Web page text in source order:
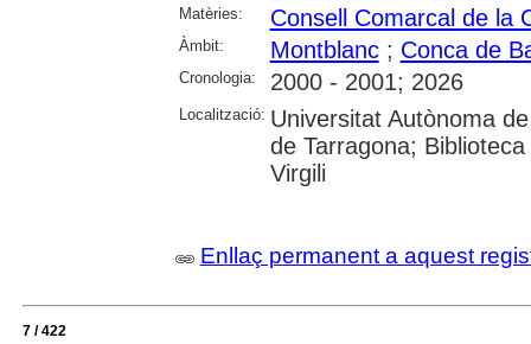
Matèries: Consell Comarcal de la
Àmbit: Montblanc; Conca de
Cronologia: 2000 - 2001; 2026
Localització: Universitat Autònoma
de Tarragona;
Virgili
Enllaç permanent a aquest
7 / 422